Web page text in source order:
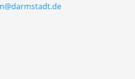
darmstadt.de